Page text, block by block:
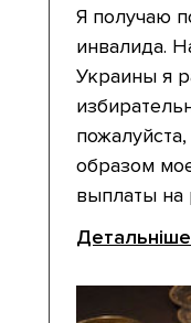
Я получаю
инвалида.
Украины я
образом
выплаты на
Детальніше